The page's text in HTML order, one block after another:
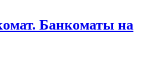
Банкоматы на